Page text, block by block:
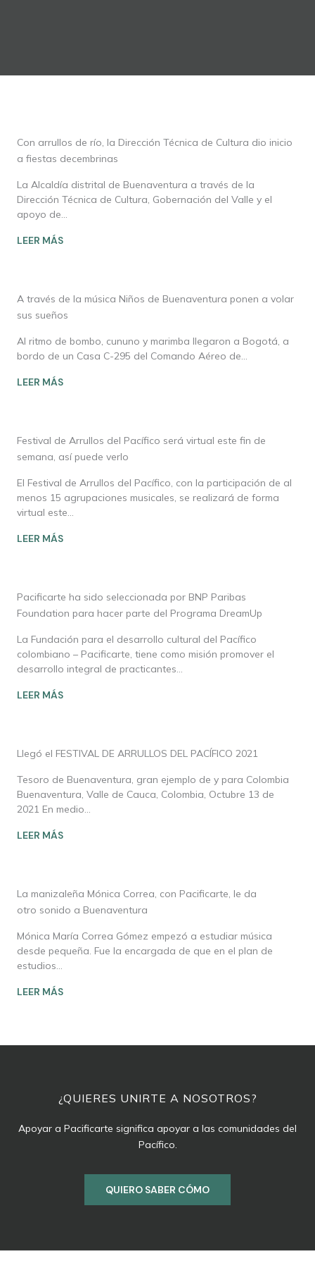
Con arrullos de río, la Dirección Técnica de Cultura dio inicio
a fiestas decembrinas
La Alcaldía distrital de Buenaventura a través de la
Dirección Técnica de Cultura, Gobernación del Valle y el
apoyo de…
LEER MÁS
A través de la música Niños de Buenaventura ponen a volar
sus sueños
Al ritmo de bombo, cununo y marimba llegaron a Bogotá, a
bordo de un Casa C-295 del Comando Aéreo de…
LEER MÁS
Festival de Arrullos del Pacífico será virtual este fin de
semana, así puede verlo
El Festival de Arrullos del Pacífico, con la participación de al
menos 15 agrupaciones musicales, se realizará de forma
virtual este…
LEER MÁS
Pacificarte ha sido seleccionada por BNP Paribas
Foundation para hacer parte del Programa DreamUp
La Fundación para el desarrollo cultural del Pacífico
colombiano – Pacificarte, tiene como misión promover el
desarrollo integral de practicantes…
LEER MÁS
Llegó el FESTIVAL DE ARRULLOS DEL PACÍFICO 2021
Tesoro de Buenaventura, gran ejemplo de y para Colombia
Buenaventura, Valle de Cauca, Colombia, Octubre 13 de
2021 En medio…
LEER MÁS
La manizaleña Mónica Correa, con Pacificarte, le da
otro sonido a Buenaventura
Mónica María Correa Gómez empezó a estudiar música
desde pequeña. Fue la encargada de que en el plan de
estudios…
LEER MÁS
¿QUIERES UNIRTE A NOSOTROS?
Apoyar a Pacificarte significa apoyar a las comunidades del
Pacífico.
QUIERO SABER CÓMO